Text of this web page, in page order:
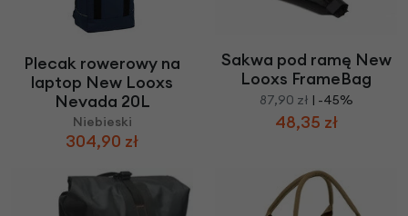
Plecak rowerowy na
laptop New Looxs
Nevada 20L
Niebieski
304,90 zł
Sakwa pod ramę New
Looxs FrameBag
87,90 zł | -45%
48,35 zł